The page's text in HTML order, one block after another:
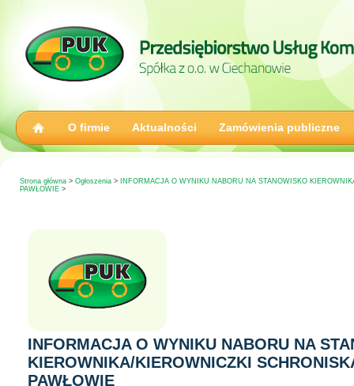
O firmie Aktualności Zamówienia publiczne
Strona główna> Ogłoszenia>
INFORMACJA O WYNIKU NABORU NA STANOWISKO
PAWŁOWIE>
INFORMACJA O WYNIKU NABORU NA
KIEROWNIKA/KIEROWNICZKI
PAWŁOWIE